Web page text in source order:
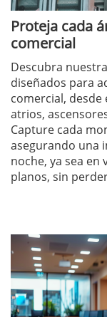
Proteja cada
comercial
Descubra
diseñados para
comercial, desde
atrios,
Capture cada
asegurando una
noche, ya sea
planos, sin